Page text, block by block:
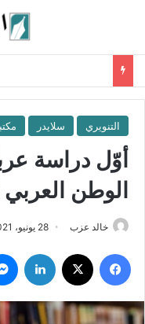
التنويري سلايدر
أوّل دراسة
الوطن العربي 2015-2019
خالد عزب 28 يونيو، 2021